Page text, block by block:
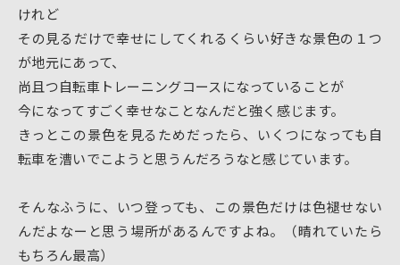
けれど
その見るだけで幸せにしてくれるくらい好きな景色の１つ
が地元にあって、
尚且つ自転車トレーニングコースになっていることが
今になってすごく幸せなことなんだと強く感じます。
きっとこの景色を見るためだったら、いくつになっても自
転車を漕いでこようと思うんだろうなと感じています。
そんなふうに、いつ登っても、この景色だけは色褪せない
んだよなーと思う場所があるんですよね。（晴れていたら
もちろん最高）